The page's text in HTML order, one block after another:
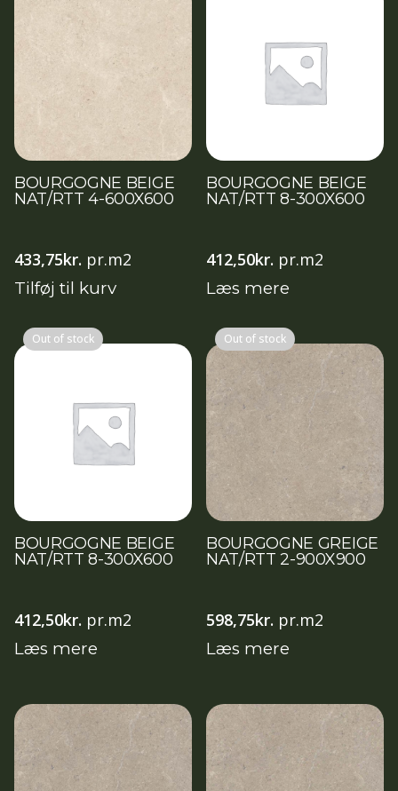
BOURGOGNE BEIGE
NAT/RTT 4-600X600
433,75kr. pr.m2
Tilføj til kurv
BOURGOGNE BEIGE
NAT/RTT 8-300X600
412,50kr. pr.m2
Læs mere
Out of stock
BOURGOGNE BEIGE
NAT/RTT 8-300X600
412,50kr. pr.m2
Læs mere
Out of stock
BOURGOGNE GREIGE
NAT/RTT 2-900X900
598,75kr. pr.m2
Læs mere